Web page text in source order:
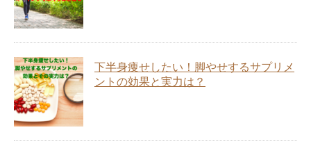
下半身痩せしたい！脚やせするサプリメ
ントの効果と実力は？